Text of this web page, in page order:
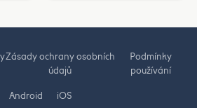
Zásady ochrany osobních
údajů
Podmínky
používání
Android iOS